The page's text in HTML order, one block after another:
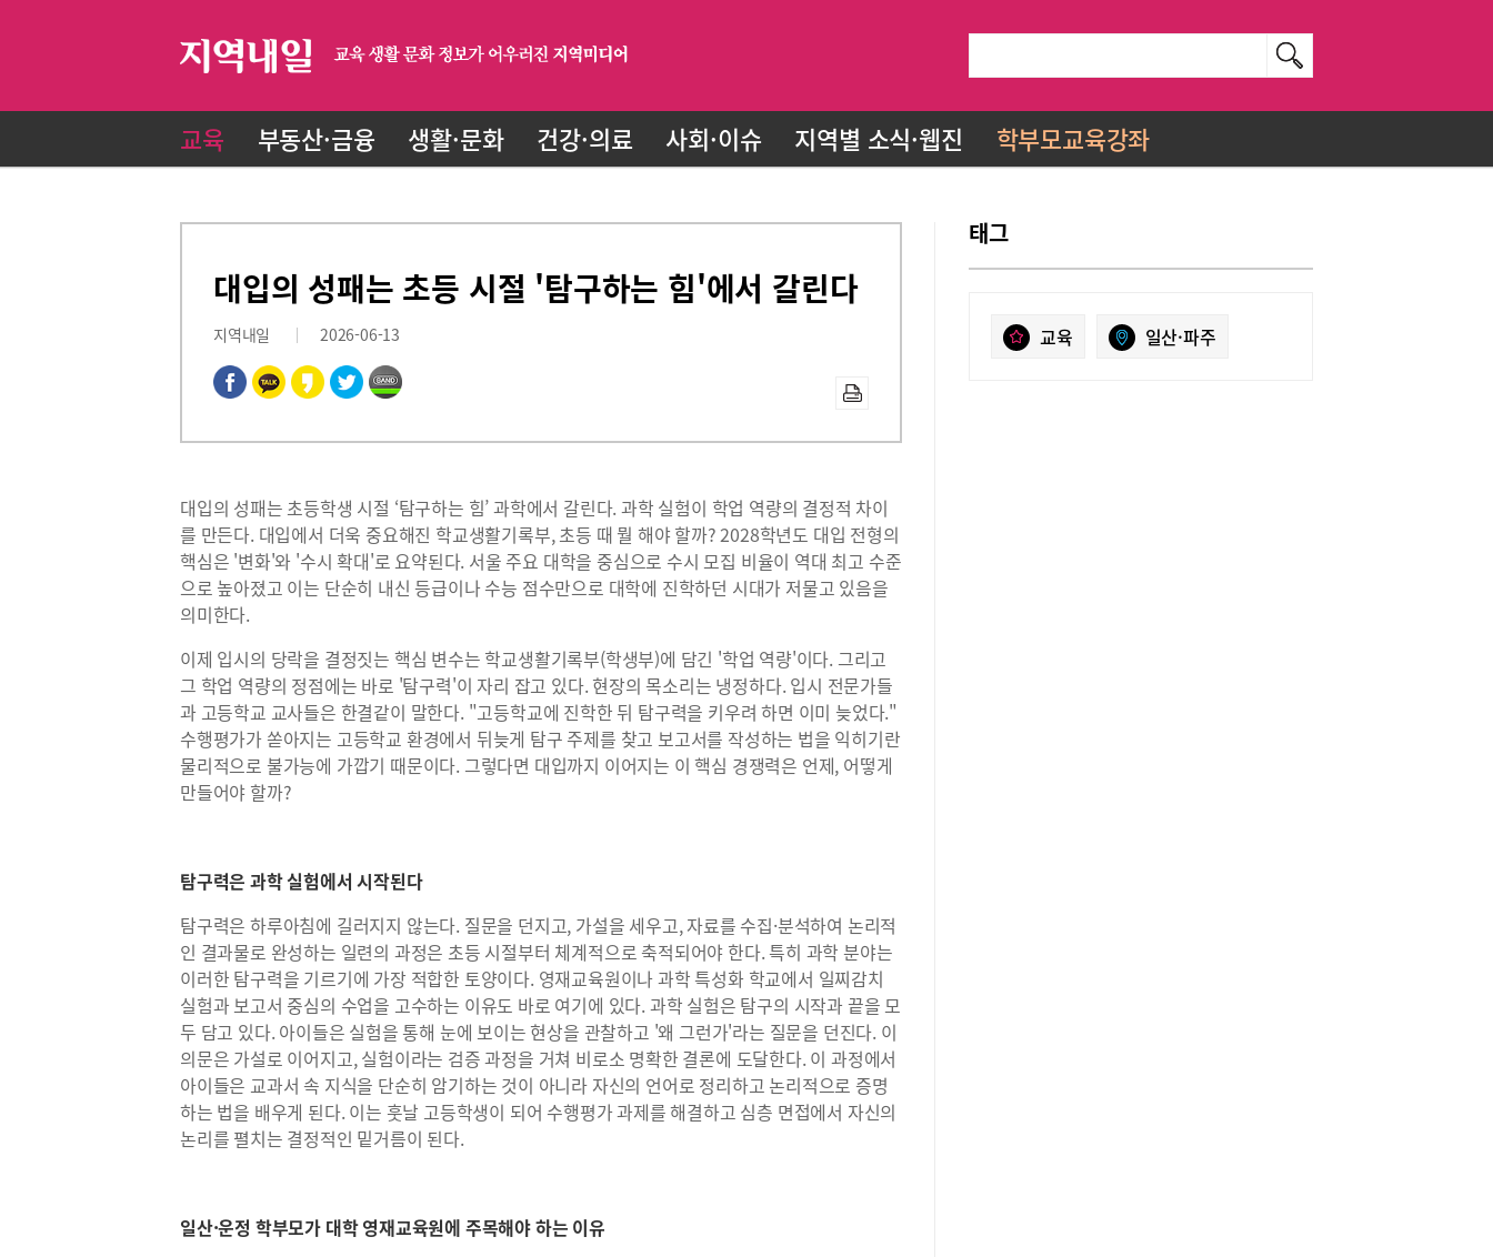
교육 부동산·금융 생활·문화 건강·의료 사회·이슈 지역별 소식·웹진 학부모교육강좌
대입의 성패는 초등 시절 '탐구하는 힘'에서 갈린다
지역내일 2026-06-13
대입의 성패는 초등학생 시절 ‘탐구하는 힘’ 과학에서 갈린다. 과학 실험이 학업 역량의 결정적 차이
를 만든다. 대입에서 더욱 중요해진 학교생활기록부, 초등 때 뭘 해야 할까? 2028학년도 대입 전형의
핵심은 '변화'와 '수시 확대'로 요약된다. 서울 주요 대학을 중심으로 수시 모집 비율이 역대 최고 수준
으로 높아졌고 이는 단순히 내신 등급이나 수능 점수만으로 대학에 진학하던 시대가 저물고 있음을
의미한다.
이제 입시의 당락을 결정짓는 핵심 변수는 학교생활기록부(학생부)에 담긴 '학업 역량'이다. 그리고
그 학업 역량의 정점에는 바로 '탐구력'이 자리 잡고 있다. 현장의 목소리는 냉정하다. 입시 전문가들
과 고등학교 교사들은 한결같이 말한다. "고등학교에 진학한 뒤 탐구력을 키우려 하면 이미 늦었다."
수행평가가 쏟아지는 고등학교 환경에서 뒤늦게 탐구 주제를 찾고 보고서를 작성하는 법을 익히기란
물리적으로 불가능에 가깝기 때문이다. 그렇다면 대입까지 이어지는 이 핵심 경쟁력은 언제, 어떻게
만들어야 할까?
탐구력은 과학 실험에서 시작된다
탐구력은 하루아침에 길러지지 않는다. 질문을 던지고, 가설을 세우고, 자료를 수집·분석하여 논리적
인 결과물로 완성하는 일련의 과정은 초등 시절부터 체계적으로 축적되어야 한다. 특히 과학 분야는
이러한 탐구력을 기르기에 가장 적합한 토양이다. 영재교육원이나 과학 특성화 학교에서 일찌감치
실험과 보고서 중심의 수업을 고수하는 이유도 바로 여기에 있다. 과학 실험은 탐구의 시작과 끝을 모
두 담고 있다. 아이들은 실험을 통해 눈에 보이는 현상을 관찰하고 '왜 그런가'라는 질문을 던진다. 이
의문은 가설로 이어지고, 실험이라는 검증 과정을 거쳐 비로소 명확한 결론에 도달한다. 이 과정에서
아이들은 교과서 속 지식을 단순히 암기하는 것이 아니라 자신의 언어로 정리하고 논리적으로 증명
하는 법을 배우게 된다. 이는 훗날 고등학생이 되어 수행평가 과제를 해결하고 심층 면접에서 자신의
논리를 펼치는 결정적인 밑거름이 된다.
일산·운정 학부모가 대학 영재교육원에 주목해야 하는 이유
태그
교육 일산·파주